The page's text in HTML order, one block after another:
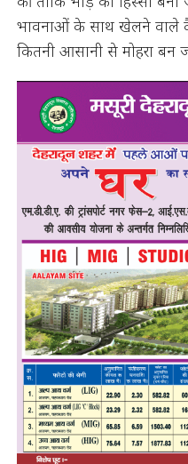
भावनाओं के साथ खेलने
कितनी आसानी से मोहरा बन